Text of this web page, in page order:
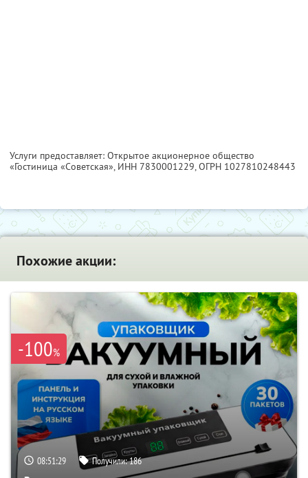
Услуги предоставляет: Открытое акционерное общество
«Гостиница «Советская», ИНН 7830001229, ОГРН 1027810248443
Похожие акции:
-100%
08:51:28 Получили:186